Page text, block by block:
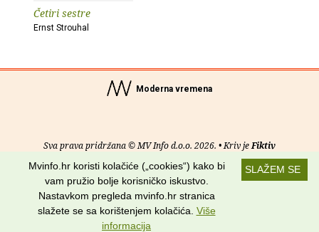
Četiri sestre
Ernst Strouhal
Moderna vremena
Sva prava pridržana © MV Info d.o.o. 2026. • Kriv jeFiktiv
Uvjeti korištenja RSS kanali
Potraži nas na:
SLAŽEM SE
Mvinfo.hr koristi kolačiće („cookies“) kako bi
vam pružio bolje korisničko iskustvo.
Nastavkom pregleda mvinfo.hr stranica
slažete se sa korištenjem kolačića. Više
informacija